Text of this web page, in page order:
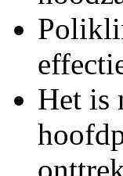
Het is